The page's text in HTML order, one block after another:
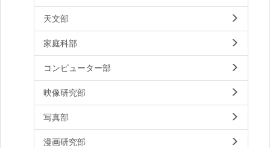
天文部
家庭科部
コンピューター部
映像研究部
写真部
漫画研究部